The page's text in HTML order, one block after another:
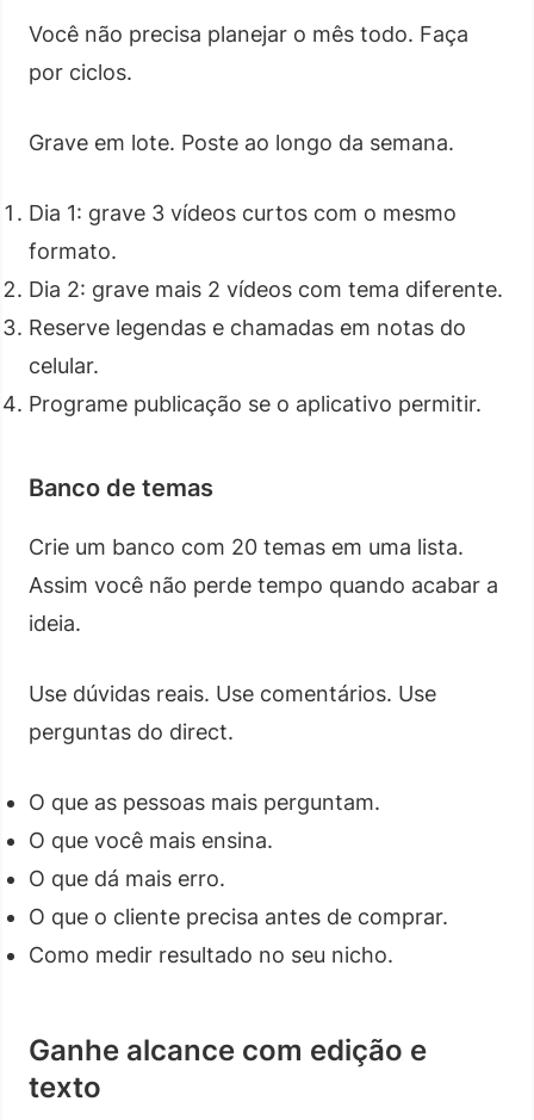
Você não precisa planejar o mês todo. Faça
por ciclos.
Grave em lote. Poste ao longo da semana.
Dia 1: grave 3 vídeos curtos com o mesmo
formato.
Dia 2: grave mais 2 vídeos com tema diferente.
Reserve legendas e chamadas em notas do
celular.
Programe publicação se o aplicativo permitir.
Banco de temas
Crie um banco com 20 temas em uma lista.
Assim você não perde tempo quando acabar a
ideia.
Use dúvidas reais. Use comentários. Use
perguntas do direct.
O que as pessoas mais perguntam.
O que você mais ensina.
O que dá mais erro.
O que o cliente precisa antes de comprar.
Como medir resultado no seu nicho.
Ganhe alcance com edição e
texto